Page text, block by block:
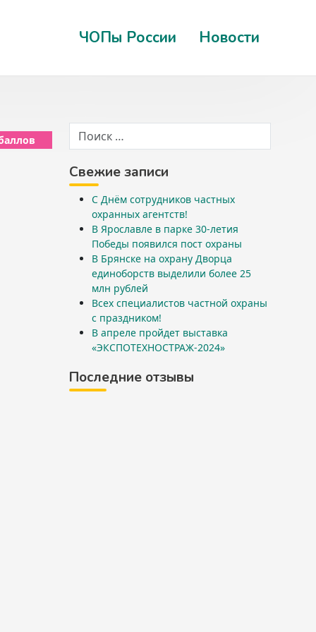
ЧОПы России Новости
Свежие записи
С Днём сотрудников частных
охранных агентств!
В Ярославле в парке 30-летия
Победы появился пост охраны
В Брянске на охрану Дворца
единоборств выделили более 25
млн рублей
Всех специалистов частной охраны
с праздником!
В апреле пройдет выставка
«ЭКСПОТЕХНОСТРАЖ-2024»
Последние отзывы